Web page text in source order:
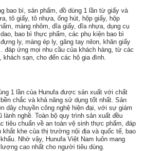
bao bì, sản phẩm, đồ dùng 1 lần từ giấy và
tô giấy, tô nhựa, ống hút, hộp giấy, hộp
màng nhôm, dĩa giấy, dĩa nhựa, dụng cụ
bao bì thực phẩm, các phụ kiện bao bì
ly, màng ép ly, găng tay nilon, khăn giấy
ứng mọi nhu cầu của khách hàng, từ các
khách sạn, cho đến các hộ gia đình.
1 lần của Hunufa được sản xuất với chất
chắc và khả năng sử dụng tốt nhất. Sản
dây chuyền công nghệ hiện đại, với sự giám
lành nghề. Toàn bộ quy trình sản xuất đều
tiêu chuẩn về an toàn vệ sinh thực phẩm, đáp
khắt khe của thị trường nội địa và quốc tế, bao
Nhờ vậy, Hunufa Việt Nam luôn mang
cao nhất cho người tiêu dùng.